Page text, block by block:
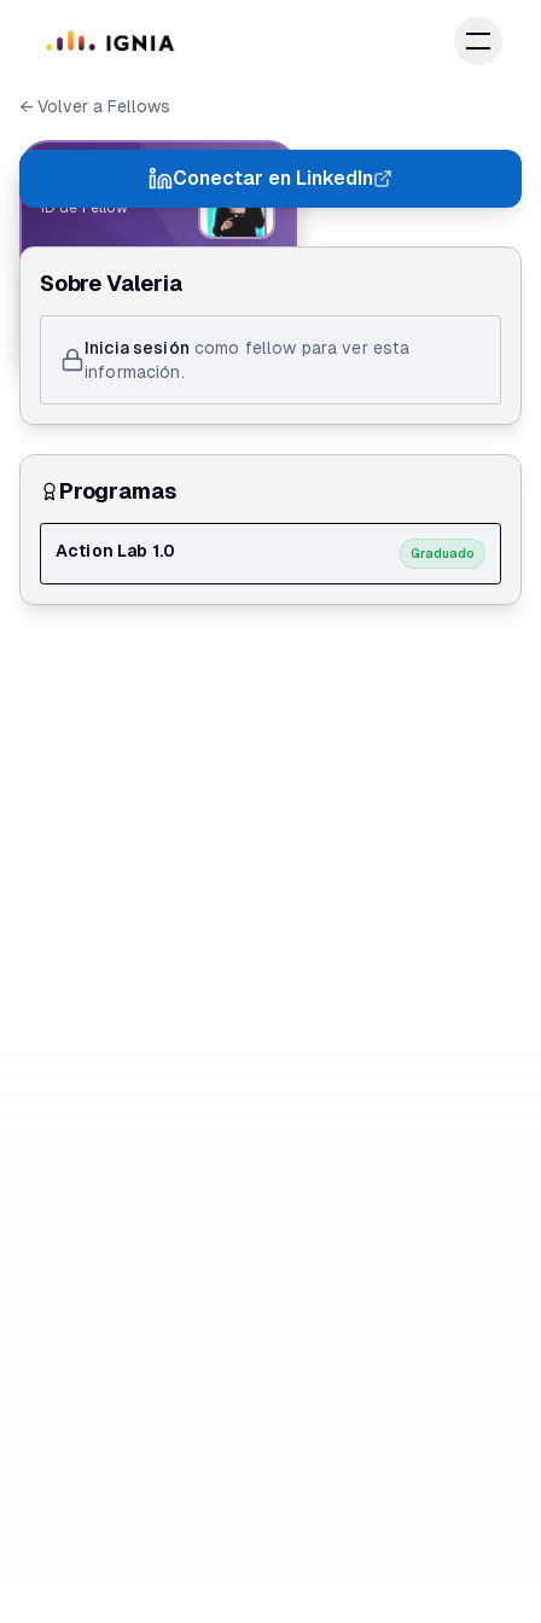
← Volver a Fellows
IGNIA FELLOW
ID de Fellow
Valeria Soler
Conectar en LinkedIn
SobreValeria
Inicia sesión como fellow para ver esta
información.
Programas
Action Lab 1.0 Graduado